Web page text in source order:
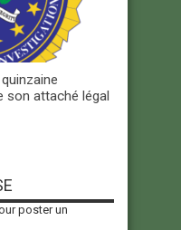
son attaché légal
poster un